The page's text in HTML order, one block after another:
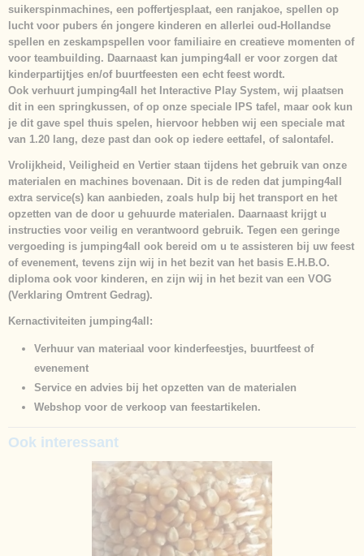
suikerspinmachines, een poffertjesplaat, een ranjakoe, spellen op
lucht voor pubers én jongere kinderen en allerlei oud-Hollandse
spellen en zeskampspellen voor familiaire en creatieve momenten of
voor teambuilding. Daarnaast kan jumping4all er voor zorgen dat
kinderpartijtjes en/of buurtfeesten een echt feest wordt.
Ook verhuurt jumping4all het Interactive Play System, wij plaatsen
dit in een springkussen, of op onze speciale IPS tafel, maar ook kun
je dit gave spel thuis spelen, hiervoor hebben wij een speciale mat
van 1.20 lang, deze past dan ook op iedere eettafel, of salontafel.
Vrolijkheid, Veiligheid en Vertier staan tijdens het gebruik van onze
materialen en machines bovenaan. Dit is de reden dat jumping4all
extra service(s) kan aanbieden, zoals hulp bij het transport en het
opzetten van de door u gehuurde materialen. Daarnaast krijgt u
instructies voor veilig en verantwoord gebruik. Tegen een geringe
vergoeding is jumping4all ook bereid om u te assisteren bij uw feest
of evenement, tevens zijn wij in het bezit van het basis E.H.B.O.
diploma ook voor kinderen, en zijn wij in het bezit van een VOG
(Verklaring Omtrent Gedrag).
Kernactiviteiten jumping4all:
Verhuur van materiaal voor kinderfeestjes, buurtfeest of
evenement
Service en advies bij het opzetten van de materialen
Webshop voor de verkoop van feestartikelen.
Ook interessant